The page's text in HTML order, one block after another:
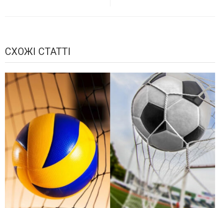
СХОЖІ СТАТТІ